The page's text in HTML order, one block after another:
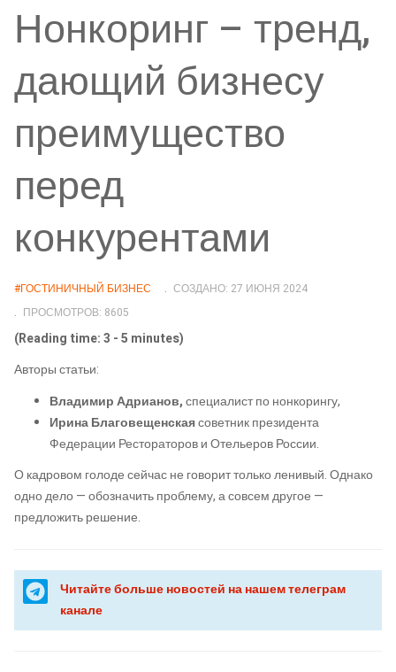
Нонкоринг – тренд,
дающий бизнесу
преимущество
перед
конкурентами
#ГОСТИНИЧНЫЙ БИЗНЕС
СОЗДАНО: 27 ИЮНЯ 2024
ПРОСМОТРОВ: 8605
(Reading time: 3 - 5 minutes)
Авторы статьи:
Владимир Адрианов,специалист по нонкорингу,
Ирина Благовещенскаясоветник президента
Федерации Рестораторов и Отельеров России.
О кадровом голоде сейчас не говорит только ленивый. Однако
одно дело — обозначить проблему, а совсем другое —
предложить решение.
Читайте больше новостей на нашем телеграм
канале